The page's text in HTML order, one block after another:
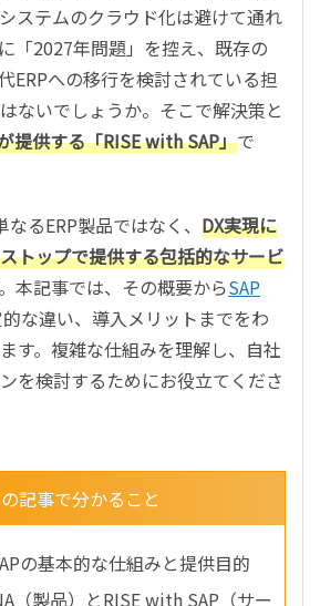
ステムのクラウド化は避けて通れ
「2027年問題」を控え、既存の
ERPへの移行を検討されている担
ないでしょうか。そこで解決策と
提供する「RISE with SAP」で
るERP製品ではなく、 DX実現に
トップで提供する包括的なサービ
本記事では、その概要からSAP
な違い、導入メリットまでをわ
す。複雑な仕組みを理解し、自社
を検討するためにお役立てくださ
記事で分かること
の基本的な仕組みと提供目的
（製品）とRISE with SAP（サー